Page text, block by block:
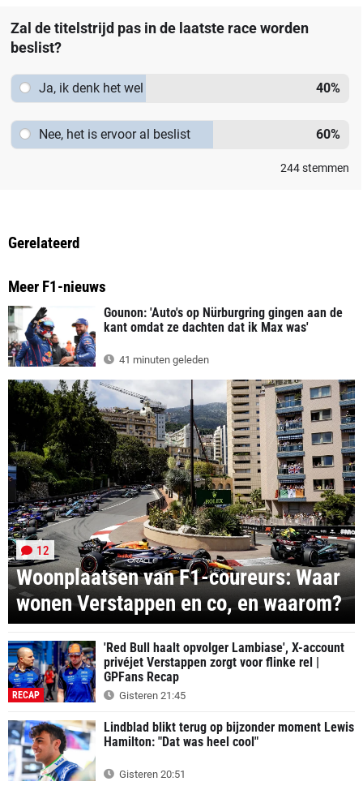
Zal de titelstrijd pas in de laatste race worden
beslist?
Ja, ik denk het wel 40%
Nee, het is ervoor al beslist 60%
244stemmen
Gerelateerd
Meer F1-nieuws
Gounon: 'Auto's op Nürburgring gingen aan de
kant omdat ze dachten dat ik Max was'
41 minuten geleden
Woonplaatsen van F1-coureurs: Waar
wonen Verstappen en co, en waarom?
12
RECAP
'Red Bull haalt opvolger Lambiase', X-account
privéjet Verstappen zorgt voor flinke rel |
GPFans Recap
Gisteren 21:45
Lindblad blikt terug op bijzonder moment Lewis
Hamilton: "Dat was heel cool"
Gisteren 20:51